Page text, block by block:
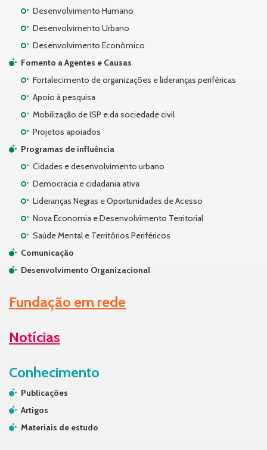
Desenvolvimento Humano
Desenvolvimento Urbano
Desenvolvimento Econômico
Fomento a Agentes e Causas
Fortalecimento de organizações e lideranças periféricas
Apoio à pesquisa
Mobilização de ISP e da sociedade civil
Projetos apoiados
Programas de influência
Cidades e desenvolvimento urbano
Democracia e cidadania ativa
Lideranças Negras e Oportunidades de Acesso
Nova Economia e Desenvolvimento Territorial
Saúde Mental e Territórios Periféricos
Comunicação
Desenvolvimento Organizacional
Fundação em rede
Notícias
Conhecimento
Publicações
Artigos
Materiais de estudo